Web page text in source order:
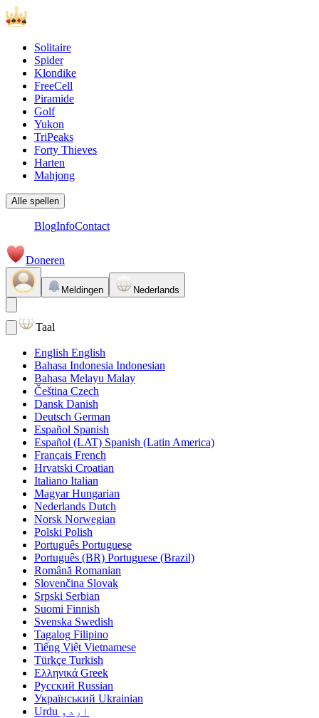
Solitaire
Spider
Klondike
FreeCell
Piramide
Golf
Yukon
TriPeaks
Forty Thieves
Harten
Mahjong
Alle spellen
BlogInfoContact
Doneren
Meldingen Nederlands
Taal
English English
Bahasa Indonesia Indonesian
Bahasa Melayu Malay
Čeština Czech
Dansk Danish
Deutsch German
Español Spanish
Español (LAT) Spanish (Latin America)
Français French
Hrvatski Croatian
Italiano Italian
Magyar Hungarian
Nederlands Dutch
Norsk Norwegian
Polski Polish
Português Portuguese
Português (BR) Portuguese (Brazil)
Română Romanian
Slovenčina Slovak
Srpski Serbian
Suomi Finnish
Svenska Swedish
Tagalog Filipino
Tiếng Việt Vietnamese
Türkçe Turkish
Ελληνικά Greek
Русский Russian
Український Ukrainian
اردو Urdu